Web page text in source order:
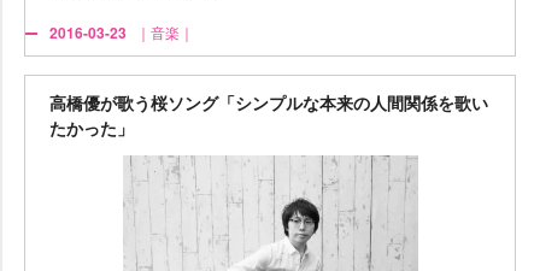
2016-03-23 ｜音楽｜
高橋優が歌う桜ソング「シンプルな本来の人間関係を歌い
たかった」